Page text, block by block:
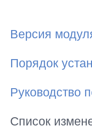
Версия
Порядок
Руководство
Список